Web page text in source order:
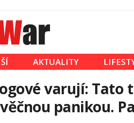
AKTUALITY
varují: Tato
panikou.